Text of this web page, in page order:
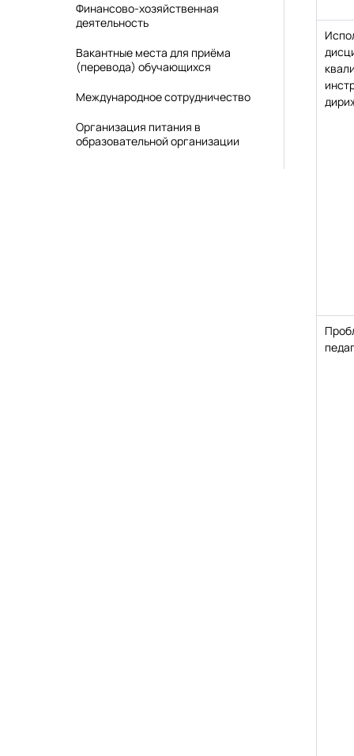
Финансово-хозяйственная
деятельность
Вакантные места для приёма
(перевода) обучающихся
Международное сотрудничество
Организация питания в
образовательной организации